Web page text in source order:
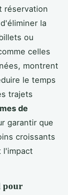
réservation
la
ou
celles
montrent
le temps
trajets
de
garantir que
croissants
l'impact
pour